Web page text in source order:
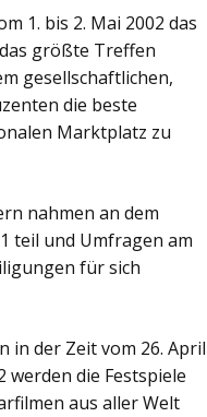
1. bis 2. Mai 2002 das
größte Treffen
gesellschaftlichen,
die beste
Marktplatz zu
nahmen an dem
teil und Umfragen am
für sich
in der Zeit vom 26. April
werden die Festspiele
aus aller Welt